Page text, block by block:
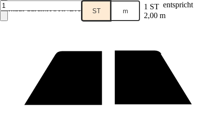
Verkauf durch:HORNBACH ST m 1 ST entspricht
2,00 m